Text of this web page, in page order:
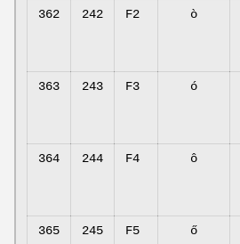
362 242 F2 ò
363 243 F3 ó
364 244 F4 ô
365 245 F5 ő